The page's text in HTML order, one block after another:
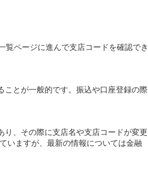
覧ページに進んで支店コードを確認でき
とが一般的です。振込や口座登録の際
、その際に支店名や支店コードが変更
いますが、最新の情報については金融